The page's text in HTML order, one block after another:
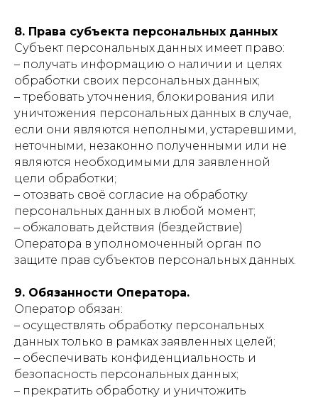
8. Права субъекта персональных данных
Субъект персональных данных имеет право:
– получать информацию о наличии и целях
обработки своих персональных данных;
– требовать уточнения, блокирования или
уничтожения персональных данных в случае,
если они являются неполными, устаревшими,
неточными, незаконно полученными или не
являются необходимыми для заявленной
цели обработки;
– отозвать своё согласие на обработку
персональных данных в любой момент;
– обжаловать действия (бездействие)
Оператора в уполномоченный орган по
защите прав субъектов персональных данных.
9. Обязанности Оператора.
Оператор обязан:
– осуществлять обработку персональных
данных только в рамках заявленных целей;
– обеспечивать конфиденциальность и
безопасность персональных данных;
– прекратить обработку и уничтожить